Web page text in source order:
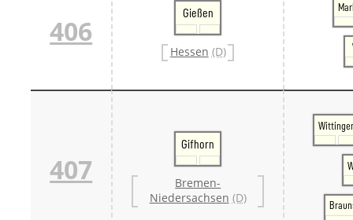
406
Gießen
Hessen (D)
407
Gifhorn
Bremen-
Niedersachsen (D)